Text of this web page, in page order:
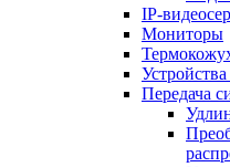
IP-
Мониторы
Передача